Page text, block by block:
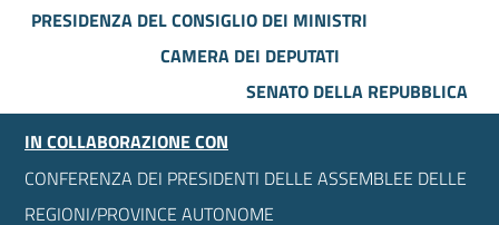
PRESIDENZA DEL CONSIGLIO DEI MINISTRI
CAMERA DEI DEPUTATI
SENATO DELLA REPUBBLICA
IN COLLABORAZIONE CON
CONFERENZA DEI PRESIDENTI DELLE ASSEMBLEE DELLE
REGIONI/PROVINCE AUTONOME